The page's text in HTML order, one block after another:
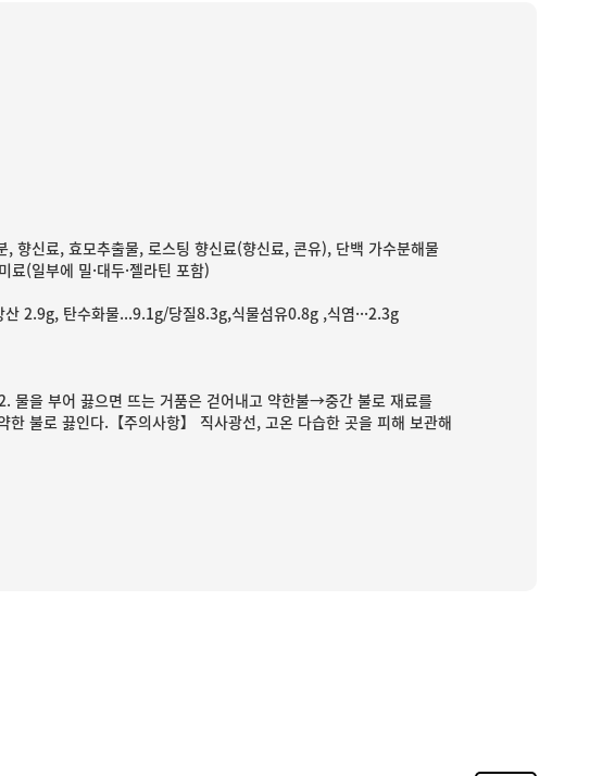
향신료, 효모추출물, 로스팅 향신료(향신료, 콘유), 단백 가수분해물
(일부에 밀·대두·젤라틴 포함)
2.9g, 탄수화물...9.1g/당질8.3g,식물섬유0.8g ,식염···2.3g
물을 부어 끓으면 뜨는 거품은 걷어내고 약한불→중간 불로 재료를
불로 끓인다.【주의사항】 직사광선, 고온 다습한 곳을 피해 보관해